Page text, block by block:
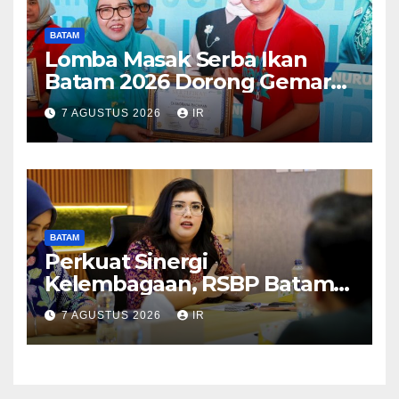
BATAM
Lomba Masak Serba Ikan
Batam 2026 Dorong Gemar
Makan Ikan
7 AGUSTUS 2026 IR
BATAM
Perkuat Sinergi
Kelembagaan, RSBP Batam
dan BPOM Pastikan
Pelayanan dan Ketersediaan
Obat Aman
7 AGUSTUS 2026 IR